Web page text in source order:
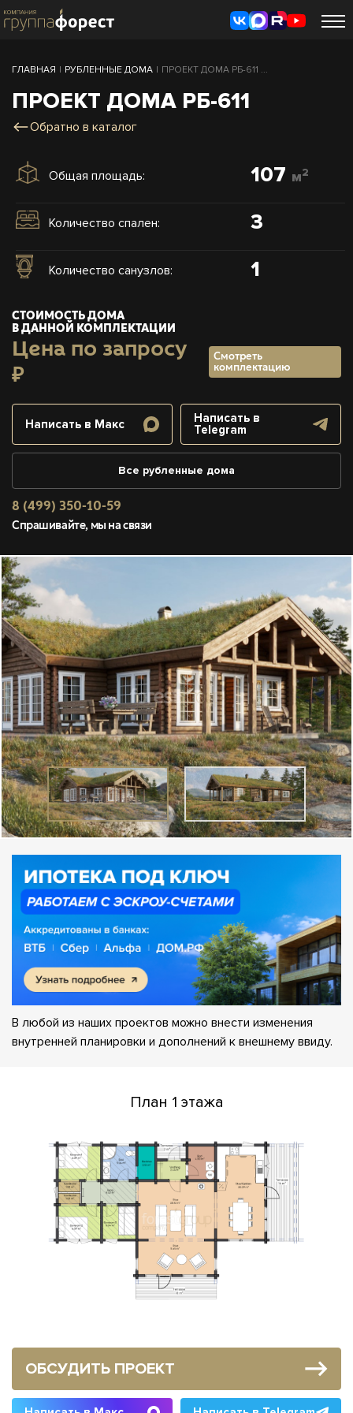
ГЛАВНАЯ | РУБЛЕННЫЕ ДОМА | ПРОЕКТ ДОМА РБ-611 ...
ПРОЕКТ ДОМА РБ-611
Обратно в каталог
Общая площадь: 107 м2
Количество спален: 3
Количество санузлов: 1
СТОИМОСТЬ ДОМА
В ДАННОЙ КОМПЛЕКТАЦИИ
Цена по запросу
₽
Смотреть
комплектацию
Написать в Макс
Написать в
Telegram
Все рубленные дома
8 (499) 350-10-59
Спрашивайте, мы на связи
В любой из наших проектов можно внести изменения
внутренней планировки и дополнений к внешнему ввиду.
План 1 этажа
ОБСУДИТЬ ПРОЕКТ